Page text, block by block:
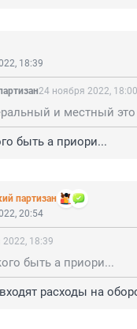
18:39
24 ноября 2022, 18:00
быть а приори...
партизан
20:54
2022, 18:39
быть а приори...
расходы на